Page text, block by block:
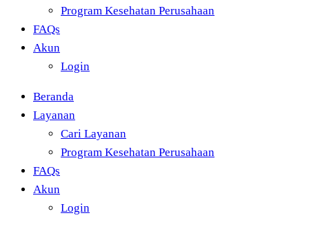
Program Kesehatan Perusahaan
FAQs
Akun
Login
Beranda
Layanan
Cari Layanan
Program Kesehatan Perusahaan
FAQs
Akun
Login